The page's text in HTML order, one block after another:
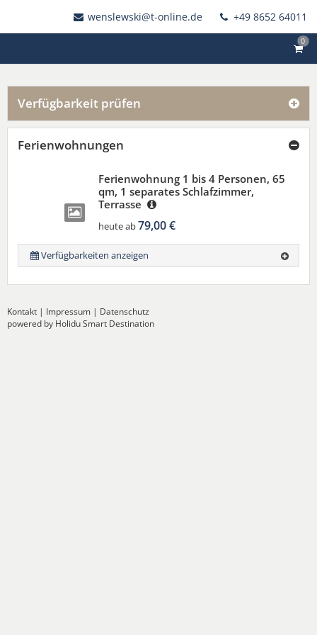
wenslewski@t-online.de +49 8652 64011
0
Verfügbarkeit prüfen
Ferienwohnungen
Ferienwohnung 1 bis 4 Personen, 65
qm, 1 separates Schlafzimmer,
Terrasse
heute ab79,00 €
Verfügbarkeiten anzeigen
Kontakt | Impressum | Datenschutz
powered by Holidu Smart Destination